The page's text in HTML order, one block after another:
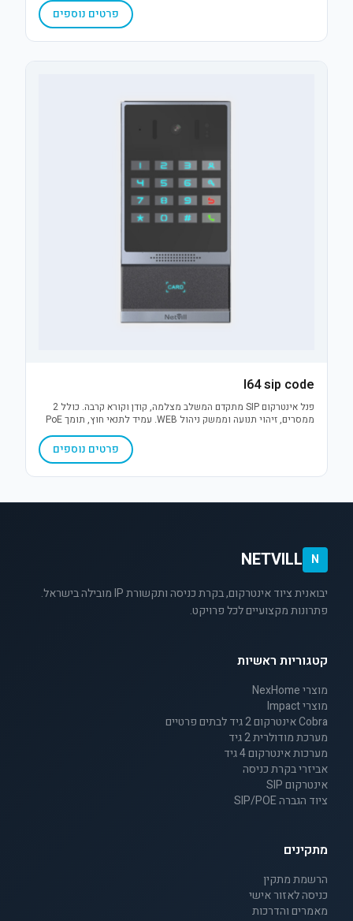
פרטים נוספים
I64 sip code
פנל אינטרקום SIP מתקדם המשלב מצלמה, קודן וקורא קרבה. כולל 2
ממסרים, זיהוי תנועה וממשק ניהול WEB. עמיד לתנאי חוץ, תומך PoE
ומתאים להתקנה על/תחת הטיח בסטנדרט אבטחה גבוה.
פרטים נוספים
N
NETVILL
יבואנית ציוד אינטרקום, בקרת כניסה ותקשורת IP מובילה בישראל.
פתרונות מקצועיים לכל פרויקט.
קטגוריות ראשיות
מוצרי NexHome
מוצרי Impact
Cobra אינטרקום 2 גיד לבתים פרטיים
מערכת מודולרית 2 גיד
מערכות אינטרקום 4 גיד
אביזרי בקרת כניסה
אינטרקום SIP
ציוד הגברה SIP/POE
מתקינים
הרשמת מתקין
כניסה לאזור אישי
מאמרים והדרכות